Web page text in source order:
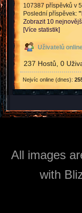
107387 příspěvků v
Poslední příspěvek:"
Zobrazit 10
[Více statistik]
Uživatelů
237 Hostů, 0
Nejvíc online (dnes):
All images
with